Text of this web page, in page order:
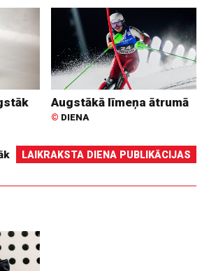
Augstākā līmeņa ātrumā
© DIENA
LAIKRAKSTA DIENA PUBLIKĀCIJAS